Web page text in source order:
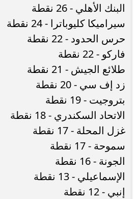
البنك الأهلي - 26 نقطة
سيراميكا كليوباترا - 24 نقطة
حرس الحدود - 22 نقطة
فاركو - 22 نقطة
طلائع الجيش - 21 نقطة
زد إف سي - 20 نقطة
بتروجيت - 19 نقطة
الاتحاد السكندري - 18 نقطة
غزل المحلة - 17 نقطة
سموحة - 17 نقطة
الجونة - 16 نقطة
الإسماعيلي - 13 نقطة
إنبي - 12 نقطة